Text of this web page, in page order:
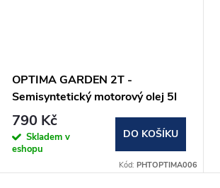
OPTIMA GARDEN 2T -
Semisyntetický motorový olej 5l
790 Kč
Skladem v
eshopu
DO KOŠÍKU
Kód: PHTOPTIMA006